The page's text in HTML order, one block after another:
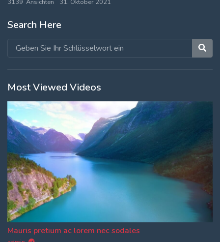
3139 Ansichten
31. Oktober 2021
Search Here
Most Viewed Videos
Mauris pretium ac lorem nec sodales